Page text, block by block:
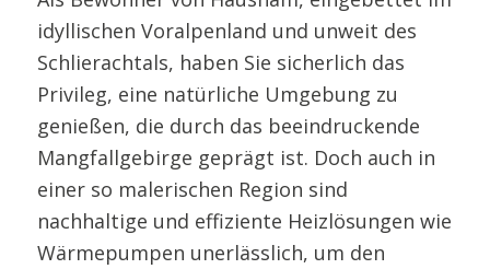
idyllischen Voralpenland und unweit des
Schlierachtals, haben Sie sicherlich das
Privileg, eine natürliche Umgebung zu
genießen, die durch das beeindruckende
Mangfallgebirge geprägt ist. Doch auch in
einer so malerischen Region sind
nachhaltige und effiziente Heizlösungen wie
Wärmepumpen unerlässlich, um den